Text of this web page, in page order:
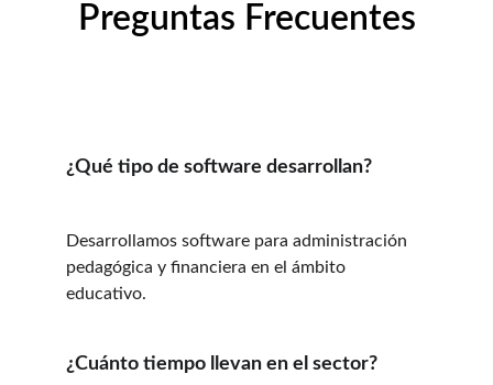
Preguntas Frecuentes
¿Qué tipo de software desarrollan?
Desarrollamos software para administración
pedagógica y financiera en el ámbito
educativo.
¿Cuánto tiempo llevan en el sector?